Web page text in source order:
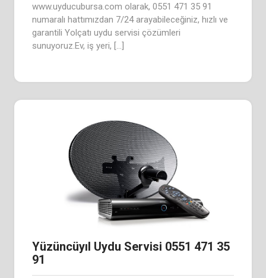
www.uyducubursa.com olarak, 0551 471 35 91
numaralı hattımızdan 7/24 arayabileceğiniz, hızlı ve
garantili Yolçatı uydu servisi çözümleri
sunuyoruz.Ev, iş yeri, […]
Yüzüncüyıl Uydu Servisi 0551 471 35
91